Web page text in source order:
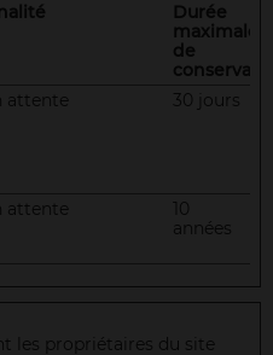
Durée
maximale
de
attente 30 jours
attente
10
années
les propriétaires du site